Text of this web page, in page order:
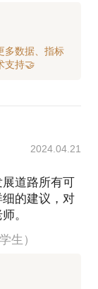
多数据、指标
2024.04.21
道路所有可
的建议，对
。
生）